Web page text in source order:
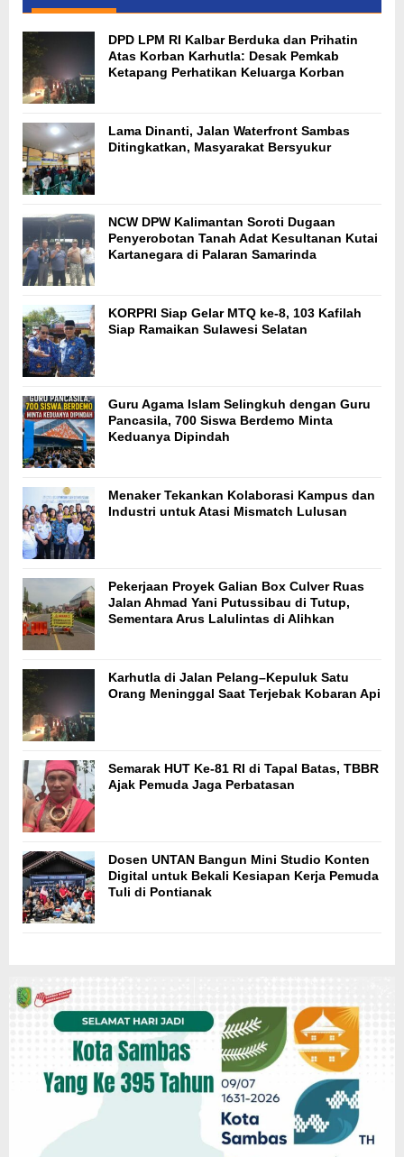
DPD LPM RI Kalbar Berduka dan Prihatin
Atas Korban Karhutla: Desak Pemkab
Ketapang Perhatikan Keluarga Korban
Lama Dinanti, Jalan Waterfront Sambas
Ditingkatkan, Masyarakat Bersyukur
NCW DPW Kalimantan Soroti Dugaan
Penyerobotan Tanah Adat Kesultanan Kutai
Kartanegara di Palaran Samarinda
KORPRI Siap Gelar MTQ ke-8, 103 Kafilah
Siap Ramaikan Sulawesi Selatan
Guru Agama Islam Selingkuh dengan Guru
Pancasila, 700 Siswa Berdemo Minta
Keduanya Dipindah
Menaker Tekankan Kolaborasi Kampus dan
Industri untuk Atasi Mismatch Lulusan
Pekerjaan Proyek Galian Box Culver Ruas
Jalan Ahmad Yani Putussibau di Tutup,
Sementara Arus Lalulintas di Alihkan
Karhutla di Jalan Pelang–Kepuluk Satu
Orang Meninggal Saat Terjebak Kobaran Api
Semarak HUT Ke-81 RI di Tapal Batas, TBBR
Ajak Pemuda Jaga Perbatasan
Dosen UNTAN Bangun Mini Studio Konten
Digital untuk Bekali Kesiapan Kerja Pemuda
Tuli di Pontianak